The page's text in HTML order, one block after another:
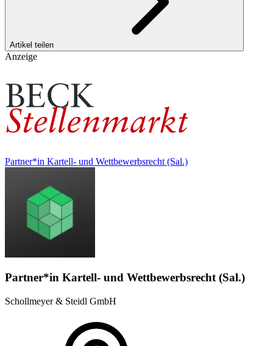
Artikel teilen
Anzeige
Partner*in Kartell- und Wettbewerbsrecht (Sal.)
Partner*in Kartell- und Wettbewerbsrecht (Sal.)
Schollmeyer & Steidl GmbH